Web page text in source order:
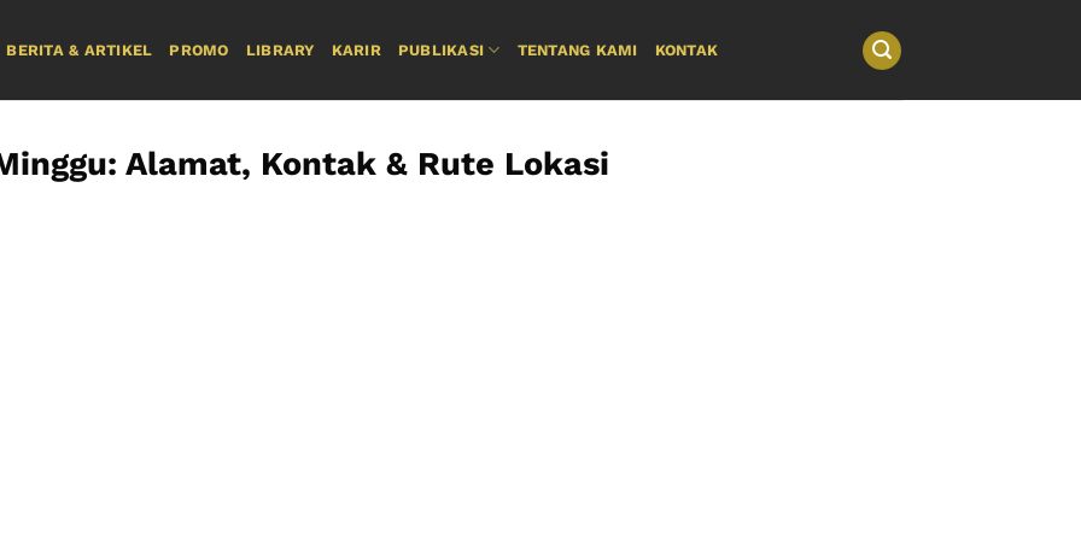
BERITA & ARTIKEL PROMO LIBRARY KARIR PUBLIKASI TENTANG KAMI KONTAK
Alamat, Kontak & Rute Lokasi